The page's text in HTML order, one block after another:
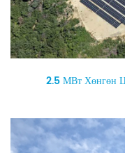
2.5 МВт Хөнгөн